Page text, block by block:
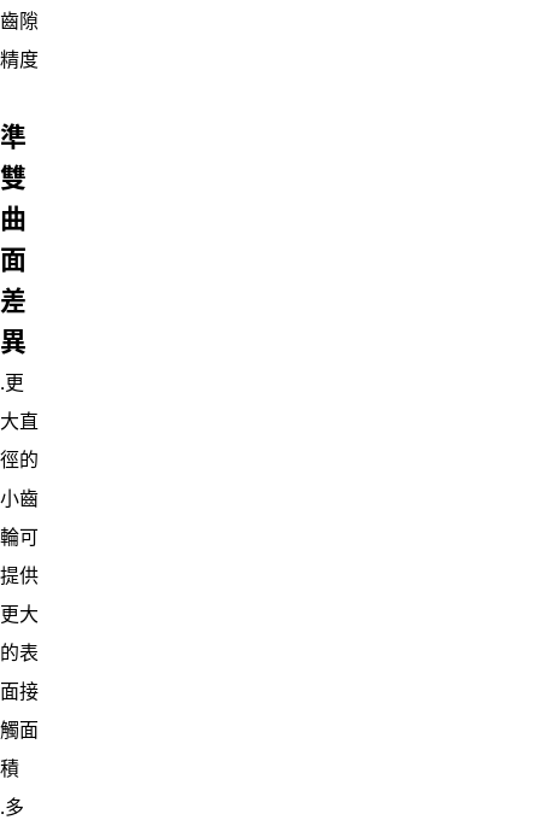
齒隙
精度
準
雙
曲
面
差
異
․更
大直
徑的
小齒
輪可
提供
更大
的表
面接
觸面
積
․多